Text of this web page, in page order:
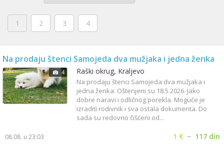
1 2 3 4
Na prodaju štenci Samojeda dva mužjaka i jedna ženka
4 Raški okrug, Kraljevo
Na prodaju štenci Samojeda dva mužjaka i
jedna ženka. Oštenjeni su 18.5.2026. Jako
dobre naravi i odličnog porekla. Moguće je
izraditi rodivnik i sva ostala dokumenta. Do
sada su redovno čišćeni od...
1 € ~ 117 din
08.08. u 23:03